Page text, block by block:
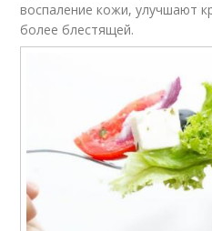
воспаление кожи, улучшают
более блестящей.